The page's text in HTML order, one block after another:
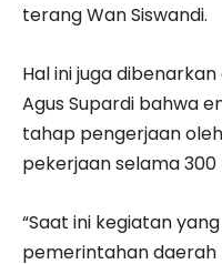
terang Wan Siswandi.
Hal ini juga
Agus Supardi bahwa
tahap pengerjaan
pekerjaan selama 300
“Saat ini kegiatan
pemerintahan daerah